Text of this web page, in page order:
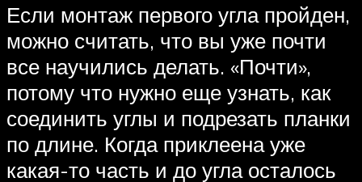
Если монтаж первого угла пройден,
можно считать, что вы уже почти
все научились делать. «Почти»,
потому что нужно еще узнать, как
соединить углы и подрезать планки
по длине. Когда приклеена уже
какая-то часть и до угла осталось